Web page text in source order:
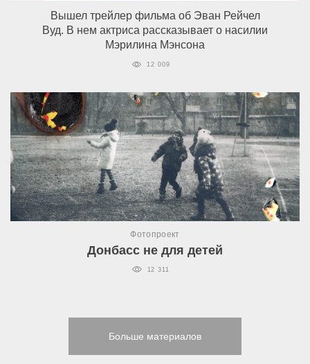
Вышел трейлер фильма об Эван Рейчел
Вуд. В нем актриса рассказывает о насилии
Мэрилина Мэнсона
12 009
Фотопроект
Донбасс не для детей
12 311
Больше материалов